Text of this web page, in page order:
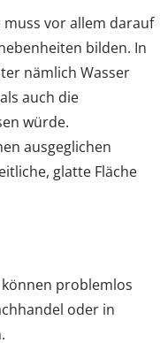
vor allem darauf
bilden. In
nämlich Wasser
auch die
würde.
ausgeglichen
glatte Fläche
problemlos
oder in